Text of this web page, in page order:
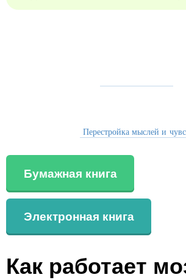
Перестройка мыслей и
Бумажная книга
Электронная книга
Как работает